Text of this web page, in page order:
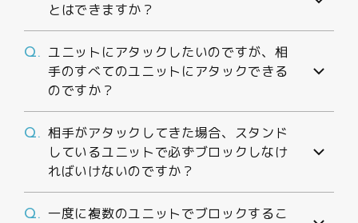
とはできますか？
Q. ユニットにアタックしたいのですが、相
手のすべてのユニットにアタックできる
のですか？
Q. 相手がアタックしてきた場合、スタンド
しているユニットで必ずブロックしなけ
ればいけないのですか？
Q. 一度に複数のユニットでブロックするこ